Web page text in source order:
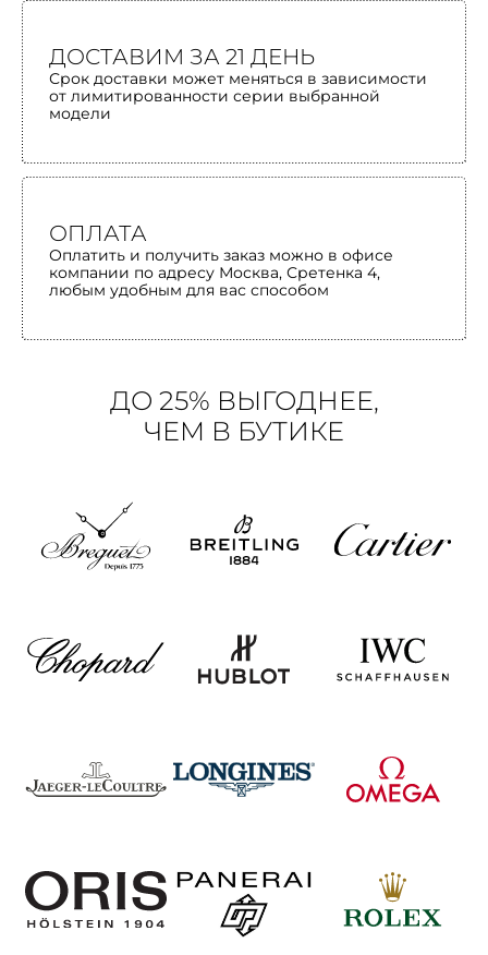
ДОСТАВИМ ЗА 21 ДЕНЬ
Срок доставки может меняться в зависимости
от лимитированности серии выбранной
модели
ОПЛАТА
Оплатить и получить заказ можно в офисе
компании по адресу Москва, Сретенка 4,
любым удобным для вас способом
ДО 25% ВЫГОДНЕЕ,
ЧЕМ В БУТИКЕ